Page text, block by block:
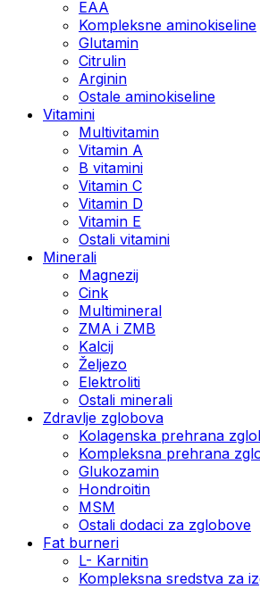
EAA
Kompleksne aminokiseline
Glutamin
Citrulin
Arginin
Ostale aminokiseline
Vitamini
Multivitamin
Vitamin A
B vitamini
Vitamin C
Vitamin D
Vitamin E
Ostali vitamini
Minerali
Magnezij
Cink
Multimineral
ZMA i ZMB
Kalcij
Željezo
Elektroliti
Ostali minerali
Zdravlje zglobova
Kolagenska prehrana
Kompleksna prehrana
Glukozamin
Hondroitin
MSM
Ostali dodaci za zglobove
Fat burneri
L- Karnitin
Kompleksna sredstva za